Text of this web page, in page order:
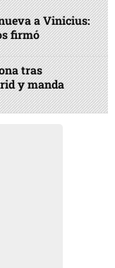
a Vinicius:
firmó
tras
y manda